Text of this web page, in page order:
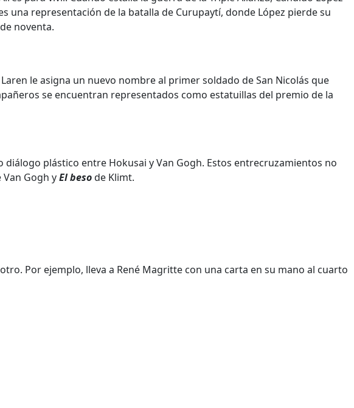
una representación de la batalla de Curupaytí, donde López pierde su
noventa.
le asigna un nuevo nombre al primer soldado de San Nicolás que
se encuentran representados como estatuillas del premio de la
plástico entre Hokusai y Van Gogh. Estos entrecruzamientos no
Van Gogh yEl besode Klimt.
Por ejemplo, lleva a René Magritte con una carta en su mano al cuarto